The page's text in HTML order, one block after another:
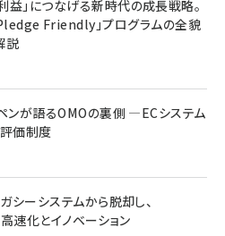
益」につなげる新時代の成長戦略。
Friendly」プログラムの全貌
説
ンが語るOMOの裏側 ―ECシステム
評価制度
シーシステムから脱却し、
速化とイノベーション